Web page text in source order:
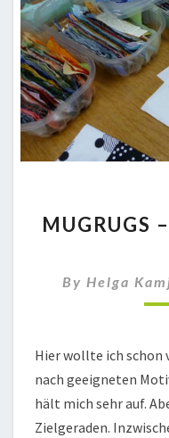
MUGRUGS
By Helga
Hier wollte ich schon
nach geeigneten
hält mich sehr auf.
Zielgeraden.